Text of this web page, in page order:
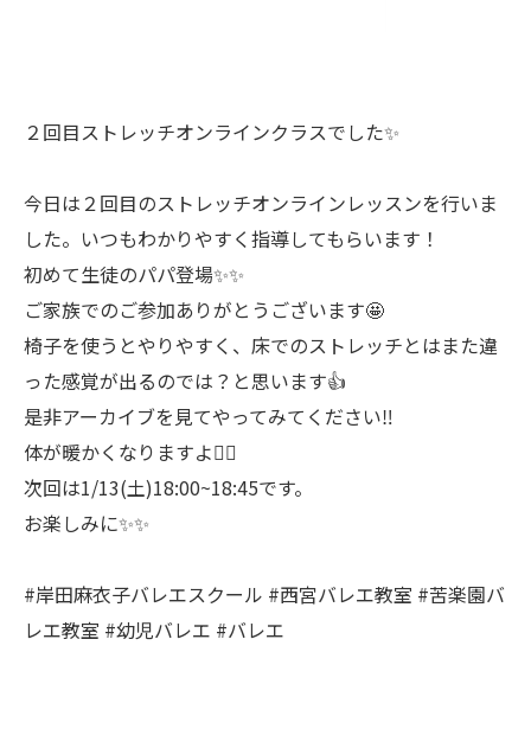
２回目ストレッチオンラインクラスでした✨
今日は２回目のストレッチオンラインレッスンを行いま
した。いつもわかりやすく指導してもらいます！
初めて生徒のパパ登場✨✨
ご家族でのご参加ありがとうございます🤩
椅子を使うとやりやすく、床でのストレッチとはまた違
った感覚が出るのでは？と思います👍
是非アーカイブを見てやってみてください‼️
体が暖かくなりますよ🙆‍♀️
次回は1/13(土)18:00~18:45です。
お楽しみに✨✨
#岸田麻衣子バレエスクール #西宮バレエ教室 #苦楽園バ
レエ教室 #幼児バレエ #バレエ